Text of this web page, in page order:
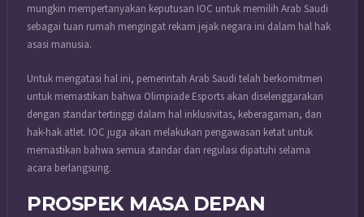
mungkin mempertanyakan keputusan IOC untuk memilih Arab Saudi
sebagai tuan rumah mengingat rekam jejak negara ini dalam hal hak
asasi manusia.
Untuk mengatasi hal ini, pemerintah Arab Saudi telah berkomitmen
untuk memastikan bahwa Olimpiade Esports akan diselenggarakan
dengan standar tertinggi dalam hal inklusivitas, keberagaman, dan
hak-hak atlet. IOC juga akan melakukan pengawasan ketat untuk
memastikan bahwa semua standar dan regulasi dipatuhi selama
acara berlangsung.
PROSPEK MASA DEPAN